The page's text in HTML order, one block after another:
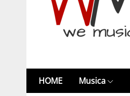
HOME Musica